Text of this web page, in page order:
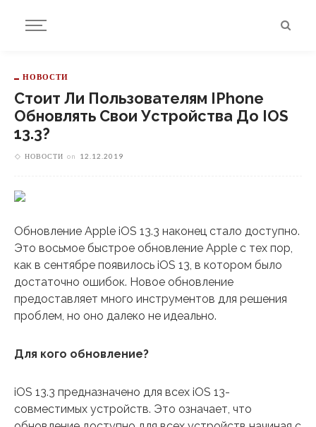
НОВОСТИ
Стоит Ли Пользователям IPhone
Обновлять Свои Устройства До IOS
13.3?
НОВОСТИ on 12.12.2019
Обновление Apple iOS 13.3 наконец стало доступно.
Это восьмое быстрое обновление Apple с тех пор,
как в сентябре появилось iOS 13, в котором было
достаточно ошибок. Новое обновление
предоставляет много инструментов для решения
проблем, но оно далеко не идеально.
Для кого обновление?
iOS 13.3 предназначено для всех iOS 13-
совместимых устройств. Это означает, что